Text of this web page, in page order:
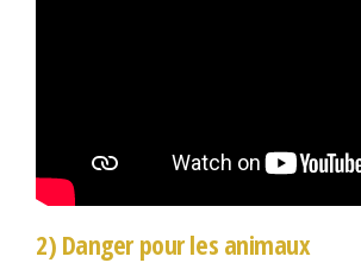
2) Danger pour les animaux